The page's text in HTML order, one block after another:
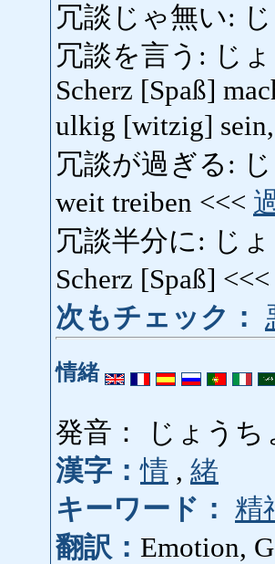
冗談じゃ無い:
冗談を言う: じょ
Scherz [Spaß]
ulkig [witzig]
冗談が過ぎる:
weit treiben <<<
冗談半分に: じ
Scherz [Spaß]
次もチェック：
情緒
発音： じょうち
漢字：情 , 緒
キーワード： 精
翻訳： Emotion,